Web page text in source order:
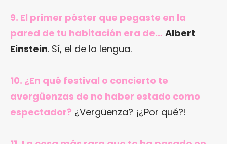
9. El primer póster que pegaste en la
pared de tu habitación era de… Albert
Einstein. Sí, el de la lengua.
10. ¿En qué festival o concierto te
avergüenzas de no haber estado como
espectador? ¿Vergüenza? ¡¿Por qué?!